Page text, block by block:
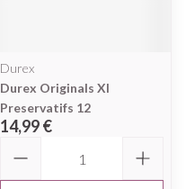
Durex
Durex Originals Xl
Preservatifs 12
14,99 €